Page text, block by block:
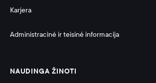
Karjera
Administracinė ir teisinė informacija
NAUDINGA ŽINOTI